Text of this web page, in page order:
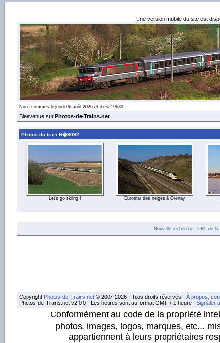
Une version mobile du site est
Nous sommes le jeudi 06 août 2026 et il est 19h39
Bienvenue sur Photos-de-Trains.net
Photos du train N�9092
Let's go skiing ! Eurostar des neiges à Grenay
Nouvelle recherche- URL de la
Copyright Photos-de-Trains.net © 2007-2026 - Tous droits réservés - À propos,
Photos-de-Trains.net v2.0.0 - Les heures sont au format GMT + 1 heure - Signaler
Conformément au code de la propriété
photos, images, logos, marques, etc...
appartiennent à leurs propriétaires